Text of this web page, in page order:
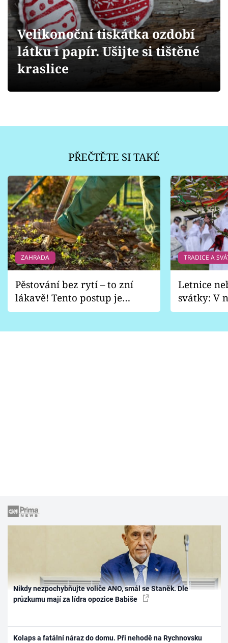
Přihlášení
Sledujte nás
Velikonoční tiskátka ozdobí
látku i papír. Ušijte si tištěné
kraslice
PŘEČTĚTE SI TAKÉ
ZAHRADA
Pěstování bez rytí – to zní
lákavě! Tento postup je
vhodný jen pro některé
TRADICE A
Letnice
svátky: V
pondělí
Nikdy nezpochybňujte voliče ANO, smál se Staněk. Dle
průzkumu mají za lídra opozice Babiše
Kolaps a fatální náraz do domu. Při nehodě na Rychnovsku